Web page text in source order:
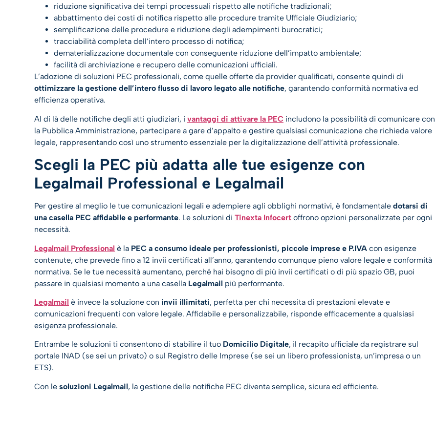
riduzione significativa dei tempi processuali rispetto alle notifiche tradizionali;
abbattimento dei costi di notifica rispetto alle procedure tramite Ufficiale Giudiziario;
semplificazione delle procedure e riduzione degli adempimenti burocratici;
tracciabilità completa dell’intero processo di notifica;
dematerializzazione documentale con conseguente riduzione dell’impatto ambientale;
facilità di archiviazione e recupero delle comunicazioni ufficiali.
L’adozione di soluzioni PEC professionali, come quelle offerte da provider qualificati, consente quindi di
ottimizzare la gestione dell’intero flusso di lavoro legato alle notifiche, garantendo conformità normativa ed
efficienza operativa.
Al di là delle notifiche degli atti giudiziari, i vantaggi di attivare la PEC includono la possibilità di comunicare con
la Pubblica Amministrazione, partecipare a gare d’appalto e gestire qualsiasi comunicazione che richieda valore
legale, rappresentando così uno strumento essenziale per la digitalizzazione dell’attività professionale.
Scegli la PEC più adatta alle tue esigenze con
Legalmail Professional e Legalmail
Per gestire al meglio le tue comunicazioni legali e adempiere agli obblighi normativi, è fondamentale dotarsi di
una casella PEC affidabile e performante. Le soluzioni di Tinexta Infocert offrono opzioni personalizzate per ogni
necessità.
Legalmail Professional è la PEC a consumo ideale per professionisti, piccole imprese e P.IVA con esigenze
contenute, che prevede fino a 12 invii certificati all’anno, garantendo comunque pieno valore legale e conformità
normativa. Se le tue necessità aumentano, perché hai bisogno di più invii certificati o di più spazio GB, puoi
passare in qualsiasi momento a una casella Legalmail più performante.
Legalmail è invece la soluzione con invii illimitati, perfetta per chi necessita di prestazioni elevate e
comunicazioni frequenti con valore legale. Affidabile e personalizzabile, risponde efficacemente a qualsiasi
esigenza professionale.
Entrambe le soluzioni ti consentono di stabilire il tuo Domicilio Digitale, il recapito ufficiale da registrare sul
portale INAD (se sei un privato) o sul Registro delle Imprese (se sei un libero professionista, un’impresa o un
ETS).
Con le soluzioni Legalmail, la gestione delle notifiche PEC diventa semplice, sicura ed efficiente.